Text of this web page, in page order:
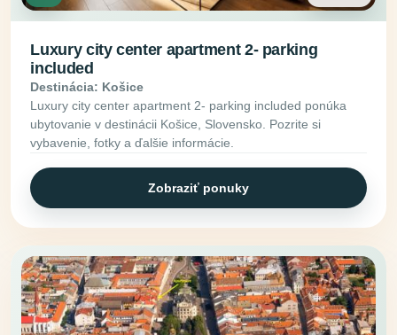
Luxury city center apartment 2- parking
included
Destinácia: Košice
Luxury city center apartment 2- parking included ponúka
ubytovanie v destinácii Košice, Slovensko. Pozrite si
vybavenie, fotky a ďalšie informácie.
Zobraziť ponuky